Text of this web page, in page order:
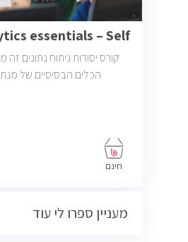
essentials – Self
קורס יסודות ניתוח נתונים
הכלים הבסיסיים של
חינם
מעניין ספרו לי עוד